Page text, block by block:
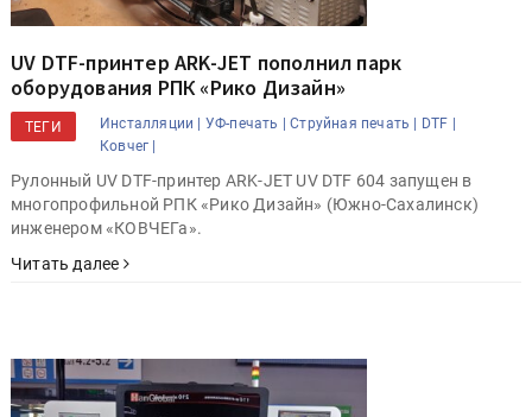
UV DTF-принтер ARK-JET пополнил парк
оборудования РПК «Рико Дизайн»
ТЕГИ Инсталляции | УФ-печать | Струйная печать |
DTF |
Ковчег |
Рулонный UV DTF-принтер ARK-JET UV DTF 604 запущен в
многопрофильной РПК «Рико Дизайн» (Южно-Сахалинск)
инженером «КОВЧЕГа».
Читать далее